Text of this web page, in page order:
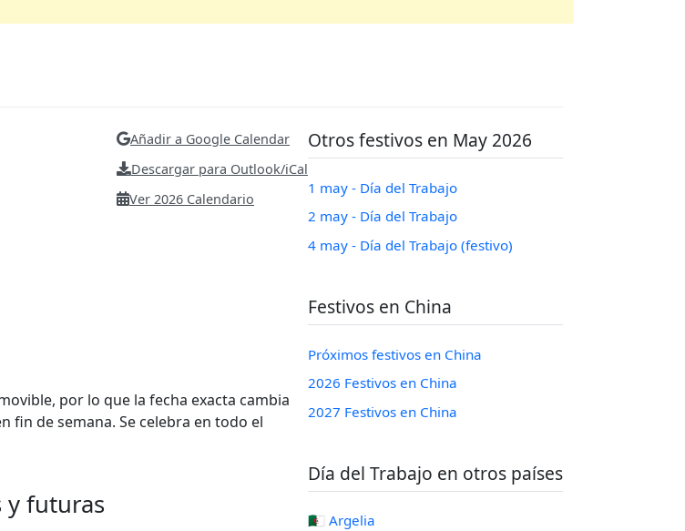
Añadir a Google Calendar
Descargar para Outlook/iCal
Ver 2026 Calendario
por lo que la fecha exacta cambia
fin de semana. Se celebra en todo el
y futuras
Otros festivos en May 2026
1 may - Día del Trabajo
2 may - Día del Trabajo
4 may - Día del Trabajo (festivo)
Festivos en China
Próximos festivos en China
2026 Festivos en China
2027 Festivos en China
Día del Trabajo en otros países
🇩🇿 Argelia